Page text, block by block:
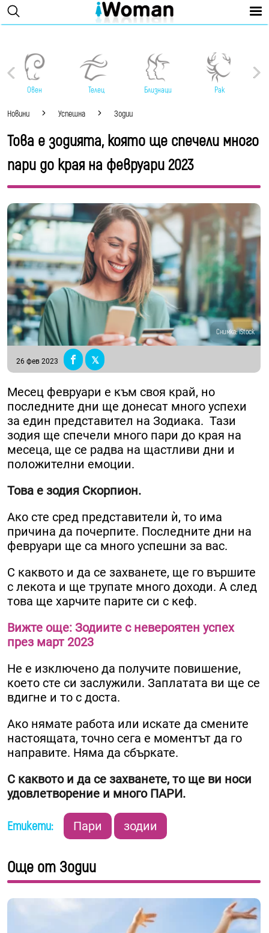
Овен Телец Близнаци Рак
Новини Успешна Зодии
Това е зодията, която ще спечели много
пари до края на февруари 2023
Снимка: iStock
26 фев 2023
Месец февруари е към своя край, но
последните дни ще донесат много успехи
за един представител на Зодиака. Тази
зодия ще спечели много пари до края на
месеца, ще се радва на щастливи дни и
положителни емоции.
Това е зодия Скорпион.
Ако сте сред представители ѝ, то има
причина да почерпите. Последните дни на
февруари ще са много успешни за вас.
С каквото и да се захванете, ще го вършите
с лекота и ще трупате много доходи. А след
това ще харчите парите си с кеф.
Вижте още: Зодиите с невероятен успех
през март 2023
Не е изключено да получите повишение,
което сте си заслужили. Заплатата ви ще се
вдигне и то с доста.
Ако нямате работа или искате да смените
настоящата, точно сега е моментът да го
направите. Няма да сбъркате.
С каквото и да се захванете, то ще ви носи
удовлетворение и много ПАРИ.
Етикети: Пари зодии
Още от Зодии